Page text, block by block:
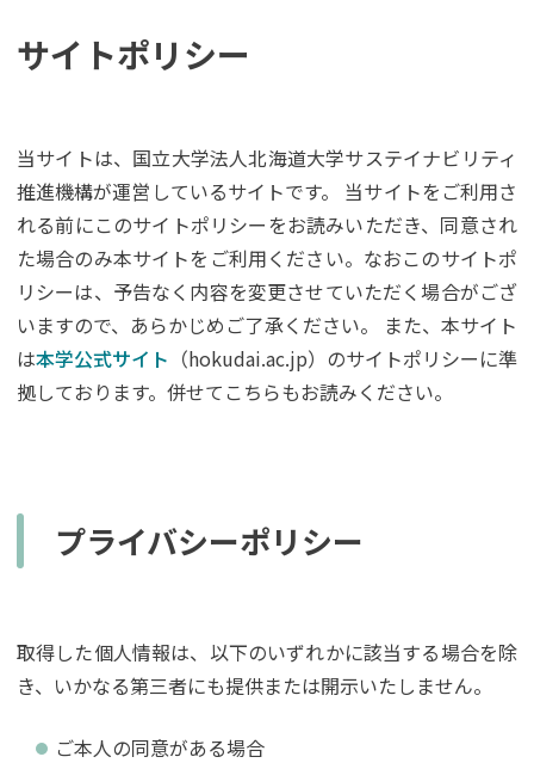
サイトポリシー
当サイトは、国立大学法人北海道大学サステイナビリティ
推進機構が運営しているサイトです。 当サイトをご利用さ
れる前にこのサイトポリシーをお読みいただき、同意され
た場合のみ本サイトをご利用ください。なおこのサイトポ
リシーは、予告なく内容を変更させていただく場合がござ
いますので、あらかじめご了承ください。 また、本サイト
は本学公式サイト （hokudai.ac.jp）のサイトポリシーに準
拠しております。併せてこちらもお読みください。
プライバシーポリシー
取得した個人情報は、以下のいずれかに該当する場合を除
き、いかなる第三者にも提供または開示いたしません。
ご本人の同意がある場合